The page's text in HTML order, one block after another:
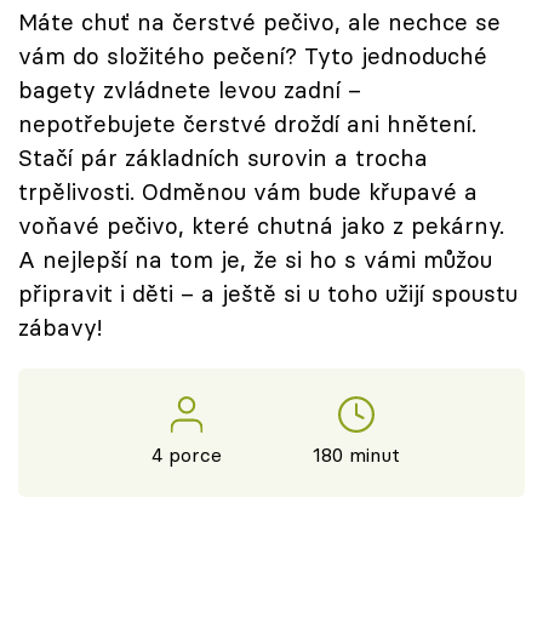
Přihlášení
Sledujte nás
Máte chuť na čerstvé pečivo, ale nechce se
vám do složitého pečení? Tyto jednoduché
bagety zvládnete levou zadní –
nepotřebujete čerstvé droždí ani hnětení.
Stačí pár základních surovin a trocha
trpělivosti. Odměnou vám bude křupavé a
voňavé pečivo, které chutná jako z pekárny.
A nejlepší na tom je, že si ho s vámi můžou
připravit i děti – a ještě si u toho užijí spoustu
zábavy!
4 porce 180 minut